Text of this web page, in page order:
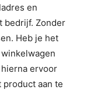
en
bedrijf. Zonder
Heb je het
ervoor
aan te